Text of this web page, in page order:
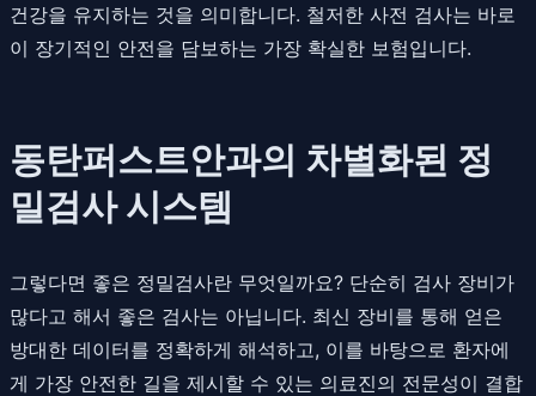
건강을 유지하는 것을 의미합니다. 철저한 사전 검사는 바로
이 장기적인 안전을 담보하는 가장 확실한 보험입니다.
동탄퍼스트안과의 차별화된 정
밀검사 시스템
그렇다면 좋은 정밀검사란 무엇일까요? 단순히 검사 장비가
많다고 해서 좋은 검사는 아닙니다. 최신 장비를 통해 얻은
방대한 데이터를 정확하게 해석하고, 이를 바탕으로 환자에
게 가장 안전한 길을 제시할 수 있는 의료진의 전문성이 결합